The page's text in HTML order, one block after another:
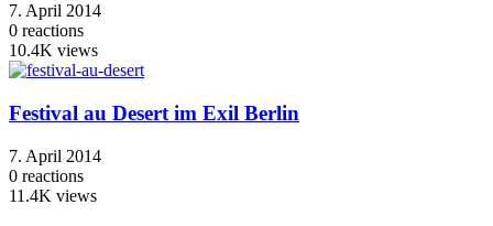
7. April 2014
0 reactions
10.4K views
Festival au Desert im Exil Berlin
7. April 2014
0 reactions
11.4K views